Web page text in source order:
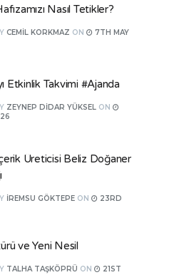
Nasıl Tetikler?
CEMIL KORKMAZ ON
7TH MAY
Etkinlik Takvimi #Ajanda
ZEYNEP DIDAR YÜKSEL ON
Üreticisi Beliz Doğaner
İREMSU GÖKTEPE ON
23RD
ve Yeni Nesil
TALHA TAŞKÖPRÜ ON
21ST